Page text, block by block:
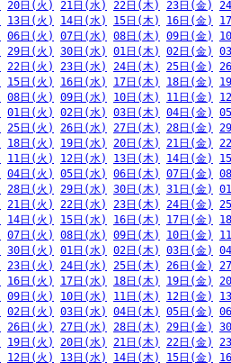
20日(火) 21日(水) 22日(木) 23日(金)
13日(火) 14日(水) 15日(木) 16日(金)
06日(火) 07日(水) 08日(木) 09日(金)
29日(火) 30日(水) 01日(木) 02日(金)
22日(火) 23日(水) 24日(木) 25日(金)
15日(火) 16日(水) 17日(木) 18日(金)
08日(火) 09日(水) 10日(木) 11日(金)
01日(火) 02日(水) 03日(木) 04日(金)
25日(火) 26日(水) 27日(木) 28日(金)
18日(火) 19日(水) 20日(木) 21日(金)
11日(火) 12日(水) 13日(木) 14日(金)
04日(火) 05日(水) 06日(木) 07日(金)
28日(火) 29日(水) 30日(木) 31日(金)
21日(火) 22日(水) 23日(木) 24日(金)
14日(火) 15日(水) 16日(木) 17日(金)
07日(火) 08日(水) 09日(木) 10日(金)
30日(火) 01日(水) 02日(木) 03日(金)
23日(火) 24日(水) 25日(木) 26日(金)
16日(火) 17日(水) 18日(木) 19日(金)
09日(火) 10日(水) 11日(木) 12日(金)
02日(火) 03日(水) 04日(木) 05日(金)
26日(火) 27日(水) 28日(木) 29日(金)
19日(火) 20日(水) 21日(木) 22日(金)
12日(火) 13日(水) 14日(木) 15日(金)